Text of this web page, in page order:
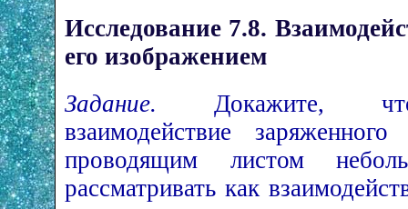
Исследование 7.8.
его изображением
Задание. Докажите, что
взаимодействие
проводящим листом
рассматривать как